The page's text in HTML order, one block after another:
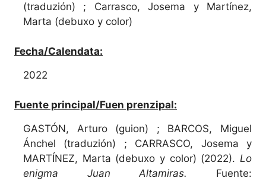
(traduzión) ; Carrasco, Josema y Martínez,
Marta (debuxo y color)
Fecha/Calendata:
2022
Fuente principal/Fuen prenzipal:
GASTÓN, Arturo (guion) ; BARCOS, Miguel
Ánchel (traduzión) ; CARRASCO, Josema y
MARTÍNEZ, Marta (debuxo y color) (2022). Lo
enigma Juan Altamiras.
Fuente: